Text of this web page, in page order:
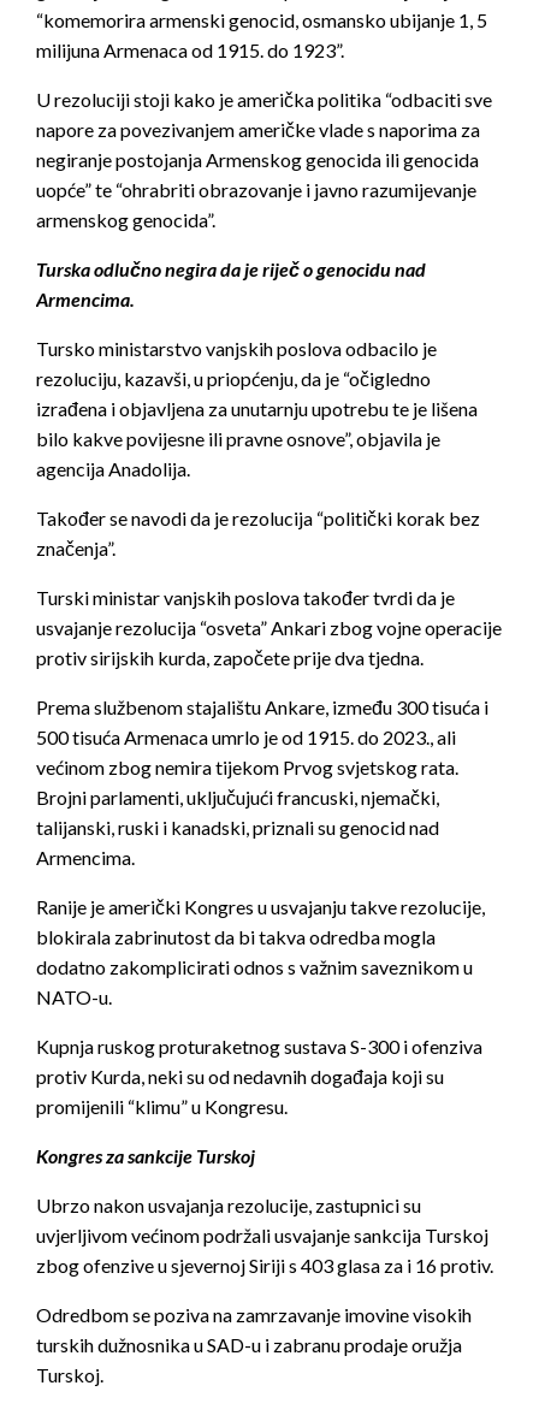
“komemorira armenski genocid, osmansko ubijanje 1, 5
milijuna Armenaca od 1915. do 1923”.
U rezoluciji stoji kako je američka politika “odbaciti sve
napore za povezivanjem američke vlade s naporima za
negiranje postojanja Armenskog genocida ili genocida
uopće” te “ohrabriti obrazovanje i javno razumijevanje
armenskog genocida”.
Turska odlučno negira da je riječ o genocidu nad
Armencima.
Tursko ministarstvo vanjskih poslova odbacilo je
rezoluciju, kazavši, u priopćenju, da je “očigledno
izrađena i objavljena za unutarnju upotrebu te je lišena
bilo kakve povijesne ili pravne osnove”, objavila je
agencija Anadolija.
Također se navodi da je rezolucija “politički korak bez
značenja”.
Turski ministar vanjskih poslova također tvrdi da je
usvajanje rezolucija “osveta” Ankari zbog vojne operacije
protiv sirijskih kurda, započete prije dva tjedna.
Prema službenom stajalištu Ankare, između 300 tisuća i
500 tisuća Armenaca umrlo je od 1915. do 2023., ali
većinom zbog nemira tijekom Prvog svjetskog rata.
Brojni parlamenti, uključujući francuski, njemački,
talijanski, ruski i kanadski, priznali su genocid nad
Armencima.
Ranije je američki Kongres u usvajanju takve rezolucije,
blokirala zabrinutost da bi takva odredba mogla
dodatno zakomplicirati odnos s važnim saveznikom u
NATO-u.
Kupnja ruskog proturaketnog sustava S-300 i ofenziva
protiv Kurda, neki su od nedavnih događaja koji su
promijenili “klimu” u Kongresu.
Kongres za sankcije Turskoj
Ubrzo nakon usvajanja rezolucije, zastupnici su
uvjerljivom većinom podržali usvajanje sankcija Turskoj
zbog ofenzive u sjevernoj Siriji s 403 glasa za i 16 protiv.
Odredbom se poziva na zamrzavanje imovine visokih
turskih dužnosnika u SAD-u i zabranu prodaje oružja
Turskoj.